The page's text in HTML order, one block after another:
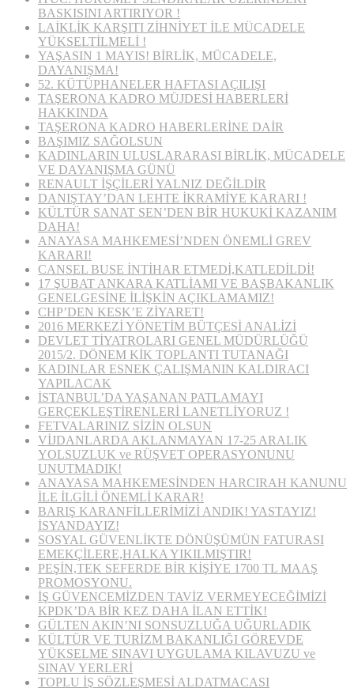
BASKISINI ARTIRIYOR !
LAİKLİK KARŞITI ZİHNİYET İLE MÜCADELE
YÜKSELTİLMELİ !
YAŞASIN 1 MAYIS! BİRLİK, MÜCADELE,
DAYANIŞMA!
52. KÜTÜPHANELER HAFTASI AÇILIŞI
TAŞERONA KADRO MÜJDESİ HABERLERİ
HAKKINDA
TAŞERONA KADRO HABERLERİNE DAİR
BAŞIMIZ SAĞOLSUN
KADINLARIN ULUSLARARASI BİRLİK, MÜCADELE
VE DAYANIŞMA GÜNÜ
RENAULT İŞÇİLERİ YALNIZ DEĞİLDİR
DANIŞTAY’DAN LEHTE İKRAMİYE KARARI !
KÜLTÜR SANAT SEN’DEN BİR HUKUKİ KAZANIM
DAHA!
ANAYASA MAHKEMESİ’NDEN ÖNEMLİ GREV
KARARI!
CANSEL BUSE İNTİHAR ETMEDİ,KATLEDİLDİ!
17 ŞUBAT ANKARA KATLİAMI VE BAŞBAKANLIK
GENELGESİNE İLİŞKİN AÇIKLAMAMIZ!
CHP’DEN KESK’E ZİYARET!
2016 MERKEZİ YÖNETİM BÜTÇESİ ANALİZİ
DEVLET TİYATROLARI GENEL MÜDÜRLÜĞÜ
2015/2. DÖNEM KİK TOPLANTI TUTANAĞI
KADINLAR ESNEK ÇALIŞMANIN KALDIRACI
YAPILACAK
İSTANBUL’DA YAŞANAN PATLAMAYI
GERÇEKLEŞTİRENLERİ LANETLİYORUZ !
FETVALARINIZ SİZİN OLSUN
VİJDANLARDA AKLANMAYAN 17-25 ARALIK
YOLSUZLUK ve RÜŞVET OPERASYONUNU
UNUTMADIK!
ANAYASA MAHKEMESİNDEN HARCIRAH KANUNU
İLE İLGİLİ ÖNEMLİ KARAR!
BARIŞ KARANFİLLERİMİZİ ANDIK! YASTAYIZ!
İSYANDAYIZ!
SOSYAL GÜVENLİKTE DÖNÜŞÜMÜN FATURASI
EMEKÇİLERE,HALKA YIKILMIŞTIR!
PEŞİN,TEK SEFERDE BİR KİŞİYE 1700 TL MAAŞ
PROMOSYONU.
İŞ GÜVENCEMİZDEN TAVİZ VERMEYECEĞİMİZİ
KPDK’DA BİR KEZ DAHA İLAN ETTİK!
GÜLTEN AKIN’NI SONSUZLUĞA UĞURLADIK
KÜLTÜR VE TURİZM BAKANLIĞI GÖREVDE
YÜKSELME SINAVI UYGULAMA KILAVUZU ve
SINAV YERLERİ
TOPLU İŞ SÖZLEŞMESİ ALDATMACASI